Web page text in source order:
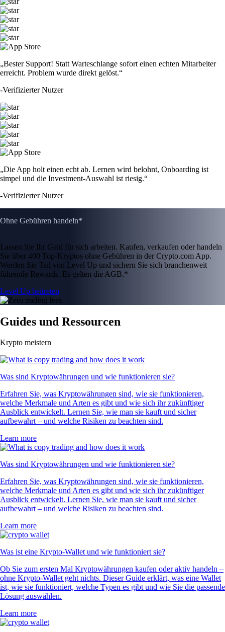
„Bester Support! Statt Warteschlange sofort einen echten Mitarbeiter
erreicht. Problem wurde direkt gelöst.“
-Verifizierter Nutzer
„Die App holt einen echt ab. Lernen wird belohnt, Onboarding ist
simpel und die Investment-Auswahl ist riesig.“
-Verifizierter Nutzer
Ohne Gebühren handeln*
Lassen Sie Ihr Geld für sich arbeiten. Kaufen, verkaufen oder handeln
Sie über 400 Top-Kryptos ohne Gebühren in der Crypto.com App.
Werden Sie Teil von Level Up und sichern Sie sich branchenweit
führende Rewards. Es gelten die AGB.*
Level Up beitreten
Guides und Ressourcen
Krypto meistern
Was sind Kryptowährungen und wie funktionieren sie?
Erfahren Sie, was Kryptowährungen sind, wie sie funktionieren,
welche Merkmale und Arten es gibt und wie sich ihr zukünftiger
Ausblick entwickelt. Lernen Sie, wie man sie kauft und sicher
aufbewahrt – und welche Risiken zu beachten sind.
Learn more
Was sind Kryptowährungen und wie funktionieren sie?
Erfahren Sie, was Kryptowährungen sind, wie sie funktionieren,
welche Merkmale und Arten es gibt und wie sich ihr zukünftiger
Ausblick entwickelt. Lernen Sie, wie man sie kauft und sicher
aufbewahrt – und welche Risiken zu beachten sind.
Learn more
Was ist eine Krypto-Wallet und wie funktioniert sie?
Ob Sie zum ersten Mal Kryptowährungen kaufen oder aktiv handeln –
ohne Krypto-Wallet geht nichts. Dieser Guide erklärt, was eine Wallet
ist, wie sie funktioniert, welche Typen es gibt und wie Sie die passende
Lösung auswählen.
Learn more